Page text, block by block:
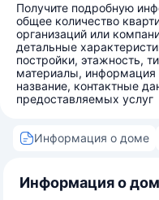
Получите подробную
общее количество
организаций или
детальные
постройки, этажность,
материалы,
название, контактные
предоставляемых услуг
Информация о доме
Информация о